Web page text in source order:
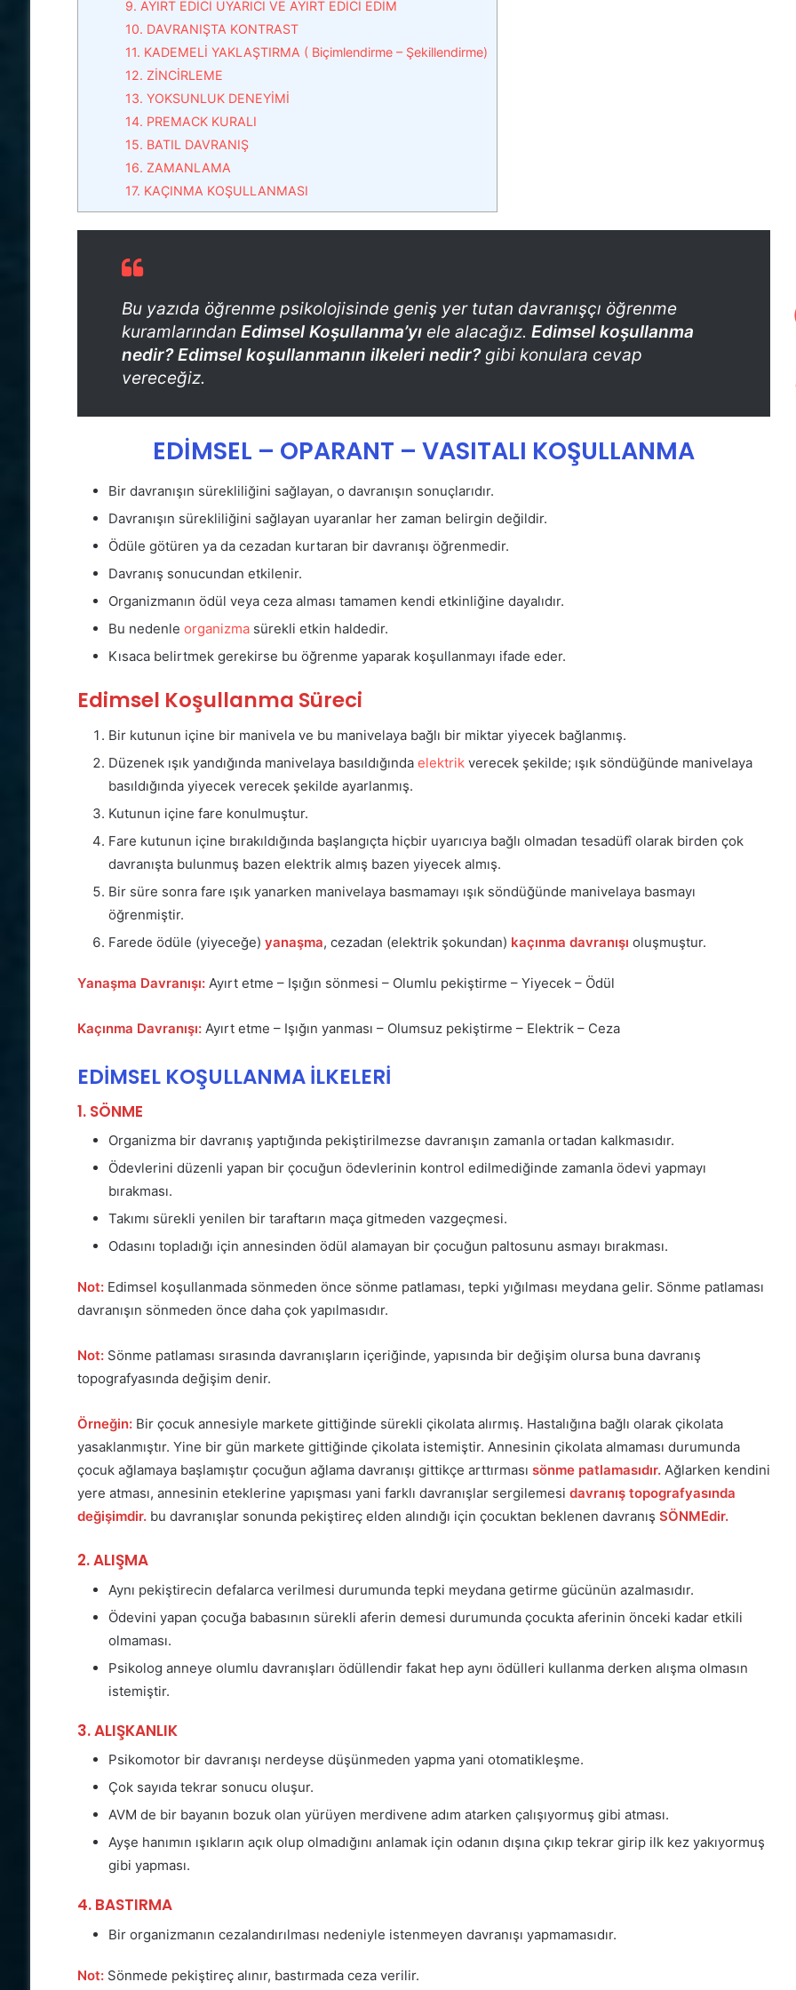
9. AYIRT EDİCİ UYARICI VE AYIRT EDİCİ EDİM
10. DAVRANIŞTA KONTRAST
11. KADEMELİ YAKLAŞTIRMA ( Biçimlendirme – Şekillendirme)
12. ZİNCİRLEME
13. YOKSUNLUK DENEYİMİ
14. PREMACK KURALI
15. BATIL DAVRANIŞ
16. ZAMANLAMA
17. KAÇINMA KOŞULLANMASI
Bu yazıda öğrenme psikolojisinde geniş yer tutan davranışçı öğrenme
kuramlarından Edimsel Koşullanma’yı ele alacağız. Edimsel koşullanma
nedir? Edimsel koşullanmanın ilkeleri nedir?gibi konulara cevap
vereceğiz.
EDİMSEL – OPARANT – VASITALI KOŞULLANMA
Bir davranışın sürekliliğini sağlayan, o davranışın sonuçlarıdır.
Davranışın sürekliliğini sağlayan uyaranlar her zaman belirgin değildir.
Ödüle götüren ya da cezadan kurtaran bir davranışı öğrenmedir.
Davranış sonucundan etkilenir.
Organizmanın ödül veya ceza alması tamamen kendi etkinliğine dayalıdır.
Bu nedenle organizmasürekli etkin haldedir.
Kısaca belirtmek gerekirse bu öğrenme yaparak koşullanmayı ifade eder.
Edimsel Koşullanma Süreci
Bir kutunun içine bir manivela ve bu manivelaya bağlı bir miktar yiyecek bağlanmış.
Düzenek ışık yandığında manivelaya basıldığında elektrikverecek şekilde; ışık söndüğünde manivelaya
basıldığında yiyecek verecek şekilde ayarlanmış.
Kutunun içine fare konulmuştur.
Fare kutunun içine bırakıldığında başlangıçta hiçbir uyarıcıya bağlı olmadan tesadüfî olarak birden çok
davranışta bulunmuş bazen elektrik almış bazen yiyecek almış.
Bir süre sonra fare ışık yanarken manivelaya basmamayı ışık söndüğünde manivelaya basmayı
öğrenmiştir.
Farede ödüle (yiyeceğe) yanaşma, cezadan (elektrik şokundan) kaçınma davranışı oluşmuştur.
Yanaşma Davranışı:Ayırt etme – Işığın sönmesi – Olumlu pekiştirme – Yiyecek – Ödül
Kaçınma Davranışı:Ayırt etme – Işığın yanması – Olumsuz pekiştirme – Elektrik – Ceza
EDİMSEL KOŞULLANMA İLKELERİ
1. SÖNME
Organizma bir davranış yaptığında pekiştirilmezse davranışın zamanla ortadan kalkmasıdır.
Ödevlerini düzenli yapan bir çocuğun ödevlerinin kontrol edilmediğinde zamanla ödevi yapmayı
bırakması.
Takımı sürekli yenilen bir taraftarın maça gitmeden vazgeçmesi.
Odasını topladığı için annesinden ödül alamayan bir çocuğun paltosunu asmayı bırakması.
Not: Edimsel koşullanmada sönmeden önce sönme patlaması, tepki yığılması meydana gelir. Sönme patlaması
davranışın sönmeden önce daha çok yapılmasıdır.
Not:Sönme patlaması sırasında davranışların içeriğinde, yapısında bir değişim olursa buna davranış
topografyasında değişim denir.
Örneğin:Bir çocuk annesiyle markete gittiğinde sürekli çikolata alırmış. Hastalığına bağlı olarak çikolata
yasaklanmıştır. Yine bir gün markete gittiğinde çikolata istemiştir. Annesinin çikolata almaması durumunda
çocuk ağlamaya başlamıştır çocuğun ağlama davranışı gittikçe arttırması sönme patlamasıdır.Ağlarken kendini
yere atması, annesinin eteklerine yapışması yani farklı davranışlar sergilemesi davranış topografyasında
değişimdir.bu davranışlar sonunda pekiştireç elden alındığı için çocuktan beklenen davranış SÖNMEdir.
2. ALIŞMA
Aynı pekiştirecin defalarca verilmesi durumunda tepki meydana getirme gücünün azalmasıdır.
Ödevini yapan çocuğa babasının sürekli aferin demesi durumunda çocukta aferinin önceki kadar etkili
olmaması.
Psikolog anneye olumlu davranışları ödüllendir fakat hep aynı ödülleri kullanma derken alışma olmasın
istemiştir.
3. ALIŞKANLIK
Psikomotor bir davranışı nerdeyse düşünmeden yapma yani otomatikleşme.
Çok sayıda tekrar sonucu oluşur.
AVM de bir bayanın bozuk olan yürüyen merdivene adım atarken çalışıyormuş gibi atması.
Ayşe hanımın ışıkların açık olup olmadığını anlamak için odanın dışına çıkıp tekrar girip ilk kez yakıyormuş
gibi yapması.
4. BASTIRMA
Bir organizmanın cezalandırılması nedeniyle istenmeyen davranışı yapmamasıdır.
Not: Sönmede pekiştireç alınır, bastırmada ceza verilir.